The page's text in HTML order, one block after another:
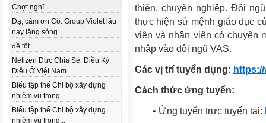
Chợt nghĩ......
Dạ, cảm ơn Cô. Group Violet lâu
nay lặng sóng...
đề tốt...
Netizen Đức Chia Sẻ: Điều Kỳ
Diệu Ở Việt Nam...
Biểu tập thể Chi bộ xây dựng
nhiệm vụ trọng...
Biểu tập thể Chi bộ xây dựng
nhiệm vụ trọng...
thiện, chuyên nghiệp. Đội
thực hiện sứ mệnh giáo dục
viên và nhân viên có chuyên
nhập vào đội ngũ VAS.
Các vị trí tuyển dụng:
Cách thức ứng tuyển:
• Ứng tuyển trực tuyến tại: